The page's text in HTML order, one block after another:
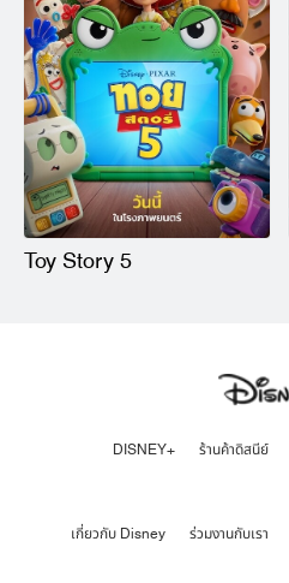
Toy Story 5
DISNEY+ ร้านค้าดิสนีย์
เกี่ยวกับ Disney ร่วมงานกับเรา